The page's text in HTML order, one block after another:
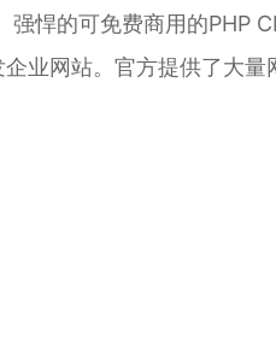
悍的可免费商用的PHP
业网站。官方提供了大量